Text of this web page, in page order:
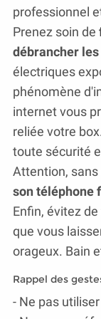
professionnel
Prenez soin de
débrancher
électriques
phénomène
internet vous
reliée votre
toute sécurité
Attention,
son téléphone
Enfin, évitez
que vous
orageux. Bain
Rappel des
- Ne pas